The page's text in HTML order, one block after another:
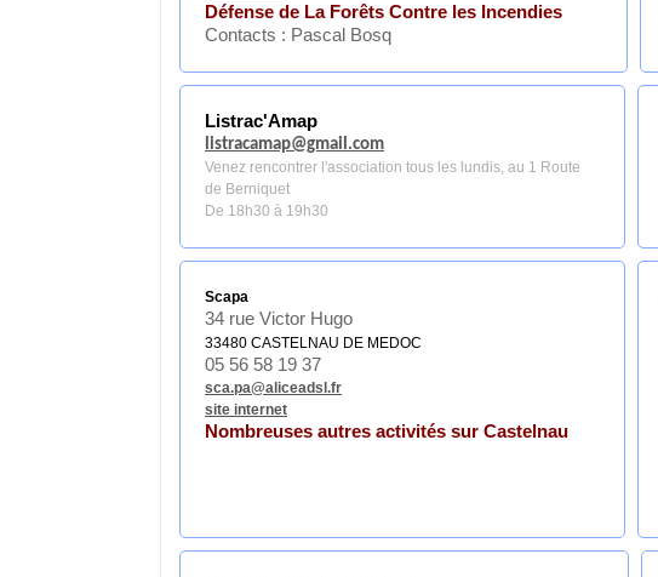
Défense de La Forêts Contre les Incendies
Contacts : Pascal Bosq
Listrac'Amap
listracamap@gmail.com
Venez rencontrer l'association tous les lundis, au 1 Route
de Berniquet
De 18h30 à 19h30
Scapa
34 rue Victor Hugo
33480 CASTELNAU DE MEDOC
05 56 58 19 37
sca.pa@aliceadsl.fr
site internet
Nombreuses autres activités sur Castelnau